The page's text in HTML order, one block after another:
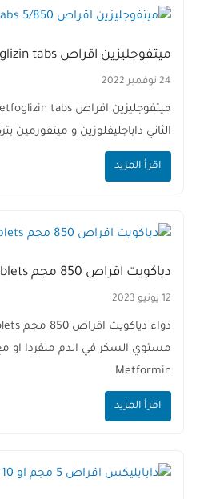
ميتفوجليزين اقراص Metfoglizin tabs
24 نوفمبر 2022
الثاني داباجليفلوزين و ميتفورمين بتركيز 5 مجم /
اقرأ المزيد
دياكويت اقراص 850 مجم Diaquit tablets
12 يونيو 2023
مستوي السكر في الدم منفردا او
Metformin
اقرأ المزيد